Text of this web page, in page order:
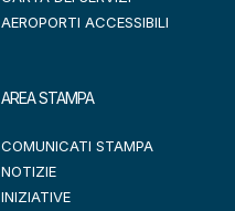
AEROPORTI ACCESSIBILI
AREA STAMPA
COMUNICATI STAMPA
NOTIZIE
INIZIATIVE